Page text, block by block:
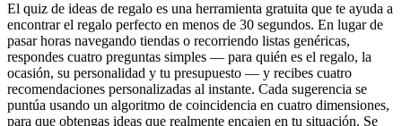
El quiz de ideas de regalo es una herramienta gratuita que te ayuda a
encontrar el regalo perfecto en menos de 30 segundos. En lugar de
pasar horas navegando tiendas o recorriendo listas genéricas,
respondes cuatro preguntas simples — para quién es el regalo, la
ocasión, su personalidad y tu presupuesto — y recibes cuatro
recomendaciones personalizadas al instante. Cada sugerencia se
puntúa usando un algoritmo de coincidencia en cuatro dimensiones,
para que obtengas ideas que realmente encajen en tu situación. Se